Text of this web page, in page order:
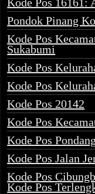
Pondok Pinang
Kode Pos
Sukabumi
Kode Pos
Kode Pos
Kode Pos 20142
Kode Pos
Kode Pos
Kode Pos Jalan
Kode Pos
Kode Pos